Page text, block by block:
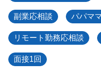
副業応相談 パパマ
リモート勤務応相談
面接1回